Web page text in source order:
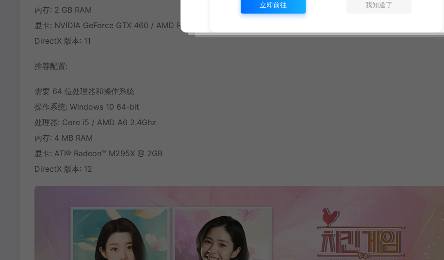
内存: 2 GB RAM
显卡: NVIDIA GeForce GTX 460 / AMD Radeon HD 5750
DirectX 版本: 11
推荐配置:
需要 64 位处理器和操作系统
操作系统: Windows 10 64-bit
处理器: Core i5 / AMD A6 2.4Ghz
内存: 4 MB RAM
显卡: ATI® Radeon™ M295X @ 2GB
DirectX 版本: 12
立即前往 我知道了